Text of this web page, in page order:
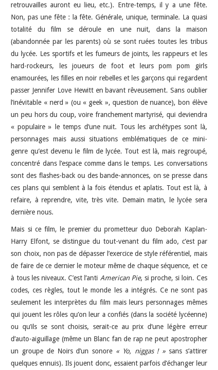
retrouvailles auront eu lieu, etc.). Entre-temps, il y a une fête.
Non, pas une fête : la fête. Générale, unique, terminale. La quasi
totalité du film se déroule en une nuit, dans la maison
(abandonnée par les parents) où se sont ruées toutes les tribus
du lycée. Les sportifs et les fumeurs de joints, les rappeurs et les
hard-rockeurs, les joueurs de foot et leurs pom pom girls
enamourées, les filles en noir rebelles et les garçons qui regardent
passer Jennifer Love Hewitt en bavant rêveusement. Sans oublier
l’inévitable « nerd » (ou « geek », question de nuance), bon élève
un peu hors du coup, voire franchement martyrisé, qui deviendra
« populaire » le temps d’une nuit. Tous les archétypes sont là,
personnages mais aussi situations emblématiques de ce mini-
genre qu’est devenu le film de lycée. Tout est là, mais regroupé,
concentré dans l’espace comme dans le temps. Les conversations
sont des flashes-back ou des bande-annonces, on se presse dans
ces plans qui semblent à la fois étendus et aplatis. Tout est là, à
refaire, à reprendre, vite, très vite. Demain matin, le lycée sera
dernière nous.
Mais si ce film, le premier du prometteur duo Deborah Kaplan-
Harry Elfont, se distingue du tout-venant du film ado, c’est par
son choix, non pas de dépasser l’exercice de style référentiel, mais
de faire de ce dernier le moteur même de chaque séquence, et ce
à tous les niveaux. C’est l’anti American Pie, si proche, si loin. Ces
codes, ces règles, tout le monde les a intégrés. Ce ne sont pas
seulement les interprètes du film mais leurs personnages mêmes
qui jouent les rôles qu’on leur a confiés (dans la société lycéenne)
ou qu’ils se sont choisis, serait-ce au prix d’une légère erreur
d’auto-aiguillage (même un Blanc fan de rap ne peut apostropher
un groupe de Noirs d’un sonore « Yo, niggas ! » sans s’attirer
quelques ennuis). Ils jouent donc, essaient parfois d’échanger leur